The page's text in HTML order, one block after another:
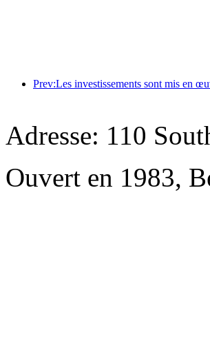
Adresse: 110
Ouvert en 1983,